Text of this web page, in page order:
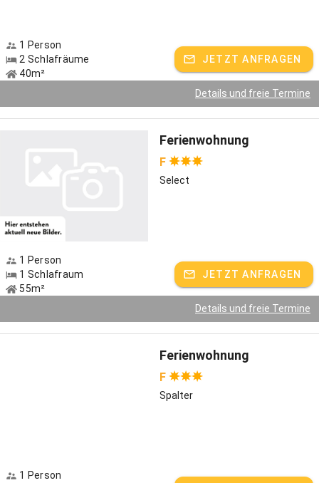
1 Person
2 Schlafräume
40m²
JETZT ANFRAGEN
Details und freie Termine
Ferienwohnung
F
Select
1 Person
1 Schlafraum
55m²
JETZT ANFRAGEN
Details und freie Termine
Ferienwohnung
F
Spalter
1 Person